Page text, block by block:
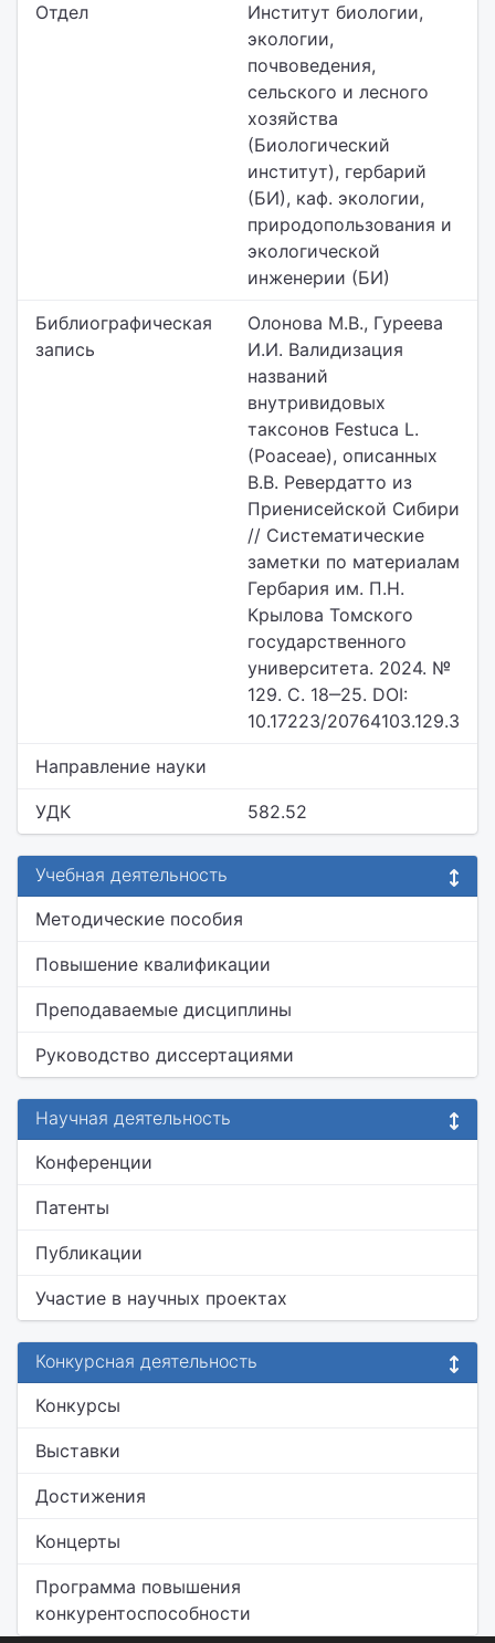
Отдел
Институт биологии,
экологии,
почвоведения,
сельского и лесного
хозяйства
(Биологический
институт), гербарий
(БИ), каф. экологии,
природопользования и
экологической
инженерии (БИ)
Библиографическая
запись
Олонова М.В., Гуреева
И.И. Валидизация
названий
внутривидовых
таксонов Festuca L.
(Poaceae), описанных
В.В. Ревердатто из
Приенисейской Сибири
// Систематические
заметки по материалам
Гербария им. П.Н.
Крылова Томского
государственного
университета. 2024. №
129. С. 18‒25. DOI:
10.17223/20764103.129.3
Направление науки
УДК 582.52
Учебная деятельность
Методические пособия
Повышение квалификации
Преподаваемые дисциплины
Руководство диссертациями
Научная деятельность
Конференции
Патенты
Публикации
Участие в научных проектах
Конкурсная деятельность
Конкурсы
Выставки
Достижения
Концерты
Программа повышения
конкурентоспособности